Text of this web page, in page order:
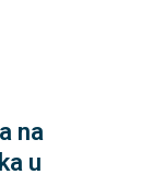
na
u